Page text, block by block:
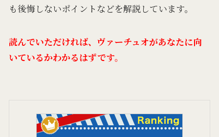
も後悔しないポイントなどを解説しています。
読んでいただければ、ヴァーチュオがあなたに向
いているかわかるはずです。